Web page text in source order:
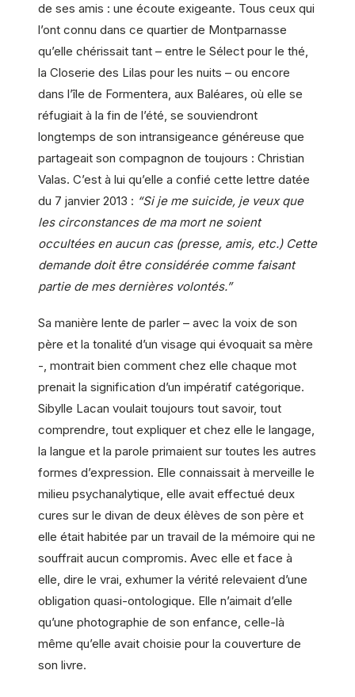
de ses amis : une écoute exigeante. Tous ceux qui
l’ont connu dans ce quartier de Montparnasse
qu’elle chérissait tant – entre le Sélect pour le thé,
la Closerie des Lilas pour les nuits – ou encore
dans l’île de Formentera, aux Baléares, où elle se
réfugiait à la fin de l’été, se souviendront
longtemps de son intransigeance généreuse que
partageait son compagnon de toujours : Christian
Valas. C’est à lui qu’elle a confié cette lettre datée
du 7 janvier 2013 : “Si je me suicide, je veux que
les circonstances de ma mort ne soient
occultées en aucun cas (presse, amis, etc.) Cette
demande doit être considérée comme faisant
partie de mes dernières volontés.”
Sa manière lente de parler – avec la voix de son
père et la tonalité d’un visage qui évoquait sa mère
-, montrait bien comment chez elle chaque mot
prenait la signification d’un impératif catégorique.
Sibylle Lacan voulait toujours tout savoir, tout
comprendre, tout expliquer et chez elle le langage,
la langue et la parole primaient sur toutes les autres
formes d’expression. Elle connaissait à merveille le
milieu psychanalytique, elle avait effectué deux
cures sur le divan de deux élèves de son père et
elle était habitée par un travail de la mémoire qui ne
souffrait aucun compromis. Avec elle et face à
elle, dire le vrai, exhumer la vérité relevaient d’une
obligation quasi-ontologique. Elle n’aimait d’elle
qu’une photographie de son enfance, celle-là
même qu’elle avait choisie pour la couverture de
son livre.